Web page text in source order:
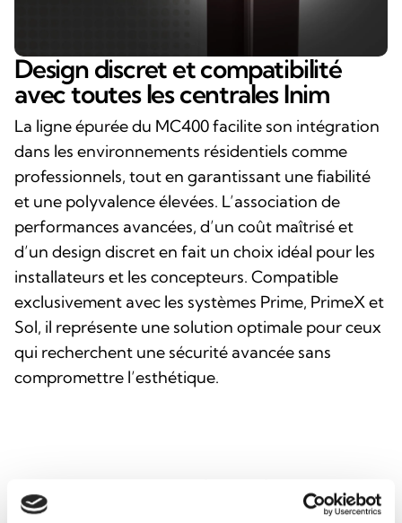
Design discret et compatibilité
avec toutes les centrales Inim
La ligne épurée du MC400 facilite son intégration
dans les environnements résidentiels comme
professionnels, tout en garantissant une fiabilité
et une polyvalence élevées. L’association de
performances avancées, d’un coût maîtrisé et
d’un design discret en fait un choix idéal pour les
installateurs et les concepteurs. Compatible
exclusivement avec les systèmes Prime, PrimeX et
Sol, il représente une solution optimale pour ceux
qui recherchent une sécurité avancée sans
compromettre l’esthétique.
suivantes